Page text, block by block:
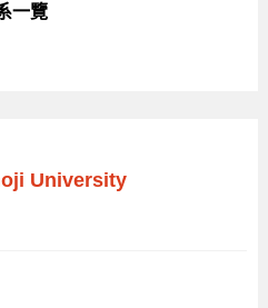
一覽
University